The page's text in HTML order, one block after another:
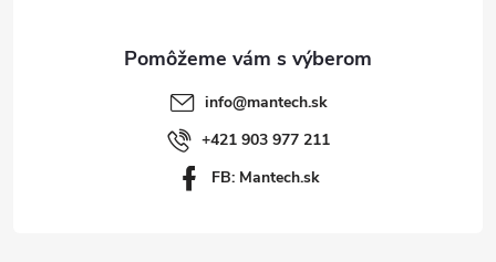
info@mantech.sk
+421 903 977 211
FB: Mantech.sk